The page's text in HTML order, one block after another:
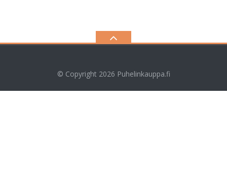
© Copyright 2026 Puhelinkauppa.fi